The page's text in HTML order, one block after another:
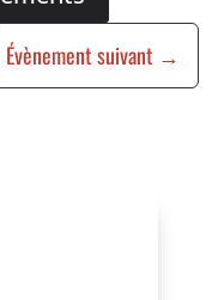
Évènement suivant →